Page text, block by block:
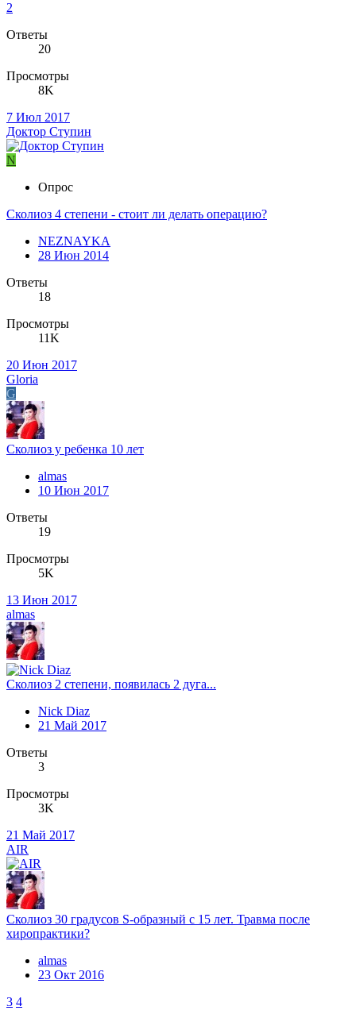
2
Ответы
20
Просмотры
8K
7 Июл 2017
Доктор Ступин
N
Опрос
Сколиоз 4 степени - стоит ли делать операцию?
NEZNAYKA
28 Июн 2014
Ответы
18
Просмотры
11K
20 Июн 2017
Gloria
G
Сколиоз у ребенка 10 лет
almas
10 Июн 2017
Ответы
19
Просмотры
5K
13 Июн 2017
almas
Сколиоз 2 степени, появилась 2 дуга...
Nick Diaz
21 Май 2017
Ответы
3
Просмотры
3K
21 Май 2017
AIR
Сколиоз 30 градусов S-образный с 15 лет. Травма после
хиропрактики?
almas
23 Окт 2016
3 4